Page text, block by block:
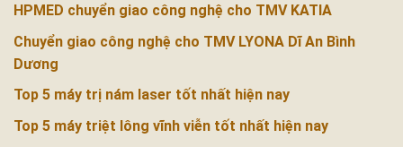
HPMED chuyển giao công nghệ cho TMV KATIA
Chuyển giao công nghệ cho TMV LYONA Dĩ An Bình
Dương
Top 5 máy trị nám laser tốt nhất hiện nay
Top 5 máy triệt lông vĩnh viễn tốt nhất hiện nay